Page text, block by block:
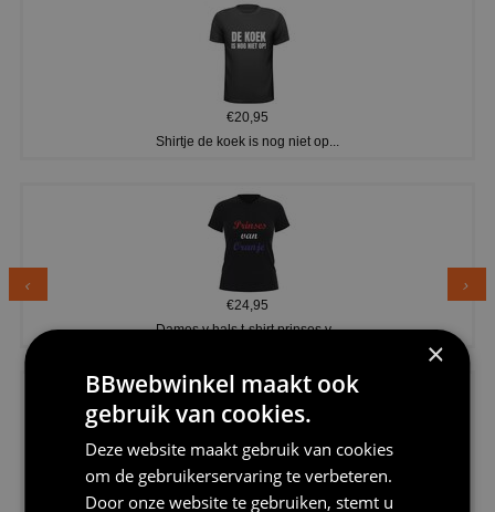
€20,95
Shirtje de koek is nog niet op...
€24,95
Dames v hals t-shirt prinses v...
×
BBwebwinkel maakt ook
gebruik van cookies.
Deze website maakt gebruik van cookies
om de gebruikerservaring te verbeteren.
Door onze website te gebruiken, stemt u